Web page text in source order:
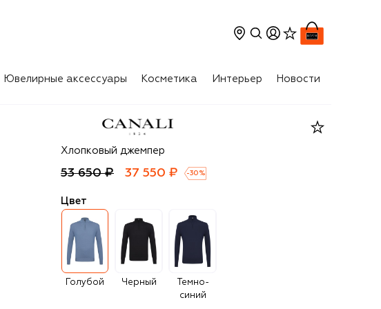
Ювелирные аксессуары Косметика Интерьер Новости
Canali
Хлопковый джемпер
53 650 ₽ 37 550 ₽ -30 %
Цвет
Голубой Черный
Темно-
синий